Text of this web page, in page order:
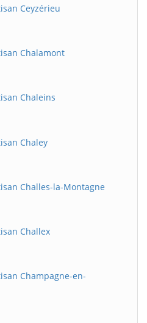
Ceyzérieu
Chalamont
Chaleins
Chaley
Challes-la-Montagne
Challex
Champagne-en-